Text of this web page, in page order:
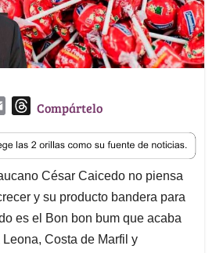
a
i
l
T
r
e
a
d
s
Compártelo
César Caicedo no piensa
y su producto bandera para
es el Bon bon bum que acaba
Costa de Marfil y